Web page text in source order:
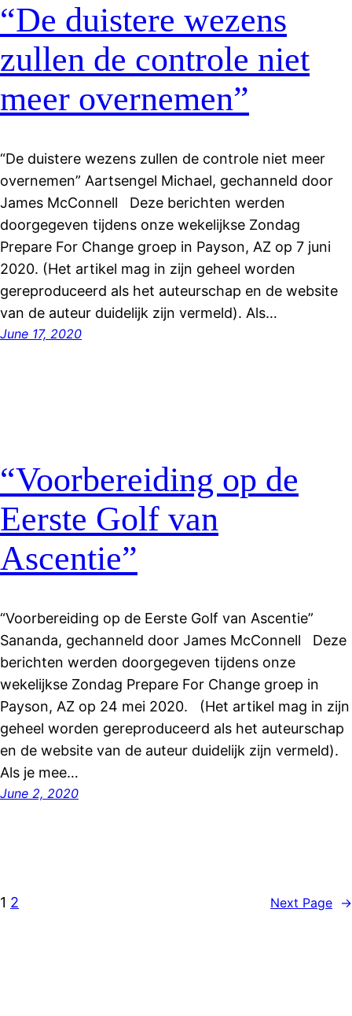
“De duistere wezens
zullen de controle niet
meer overnemen”
“De duistere wezens zullen de controle niet meer
overnemen” Aartsengel Michael, gechanneld door
James McConnell Deze berichten werden
doorgegeven tijdens onze wekelijkse Zondag
Prepare For Change groep in Payson, AZ op 7 juni
2020. (Het artikel mag in zijn geheel worden
gereproduceerd als het auteurschap en de website
van de auteur duidelijk zijn vermeld). Als…
June 17, 2020
“Voorbereiding op de
Eerste Golf van
Ascentie”
“Voorbereiding op de Eerste Golf van Ascentie”
Sananda, gechanneld door James McConnell Deze
berichten werden doorgegeven tijdens onze
wekelijkse Zondag Prepare For Change groep in
Payson, AZ op 24 mei 2020. (Het artikel mag in zijn
geheel worden gereproduceerd als het auteurschap
en de website van de auteur duidelijk zijn vermeld).
Als je mee…
June 2, 2020
1 2 Next Page →